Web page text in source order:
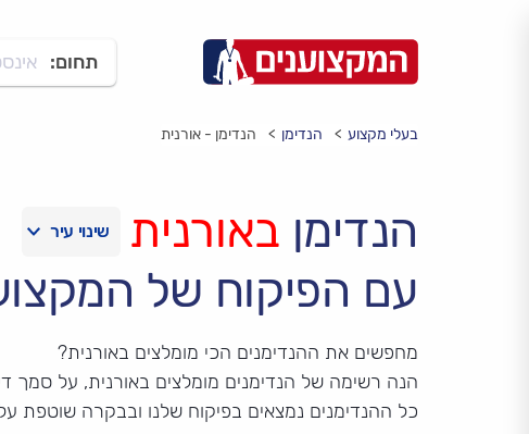
תחום:
בעלי מקצוע הנדימן הנדימן - אורנית
הנדימן באורנית
עם הפיקוח של
מחפשים את ההנדימנים הכי מומלצים באורנית?
הנה רשימה של הנדימנים מומלצים באורנית, על סמך
כל ההנדימנים נמצאים בפיקוח שלנו ובבקרה שוטפת